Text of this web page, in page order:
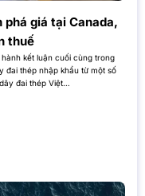
phá giá tại Canada,
thuế
kết luận cuối cùng trong
đai thép nhập khẩu từ một số
đai thép Việt…